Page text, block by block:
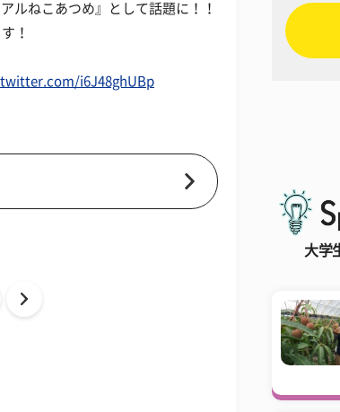
ルねこあつめ』として話題に！！
！
i6J48ghUBp
大学